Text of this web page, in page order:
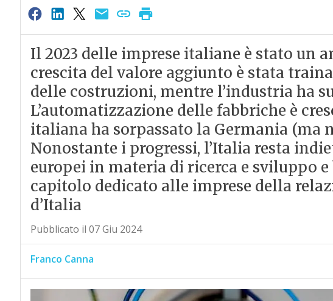
Il 2023 delle imprese italiane è stato un
crescita del valore aggiunto è stata
delle costruzioni, mentre l’industria ha
L’automatizzazione delle fabbriche è
italiana ha sorpassato la Germania (ma
Nonostante i progressi, l’Italia resta
europei in materia di ricerca e sviluppo
capitolo dedicato alle imprese della
d’Italia
Pubblicato il 07 Giu 2024
Franco Canna